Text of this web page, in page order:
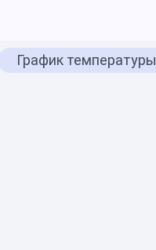
График температуры